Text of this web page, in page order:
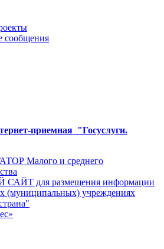
сообщения
приемная "Госуслуги.
Малого и среднего
для размещения информации
(муниципальных) учреждениях